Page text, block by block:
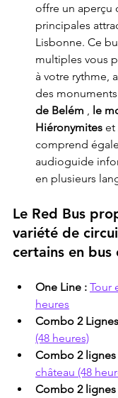
offre un aperçu
principales
Lisbonne. Ce
multiples vous
à votre rythme,
des
de Belém
le
Hiéronymites et
comprend
audioguide
en plusieurs
Le Red Bus
variété de
certains en
One Line : Tour
heures
Combo 2
(48 heures)
Combo 2 lignes
château (48
Combo 2 lignes